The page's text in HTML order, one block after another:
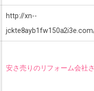
http://xn--
安さ売りのリフォーム会社